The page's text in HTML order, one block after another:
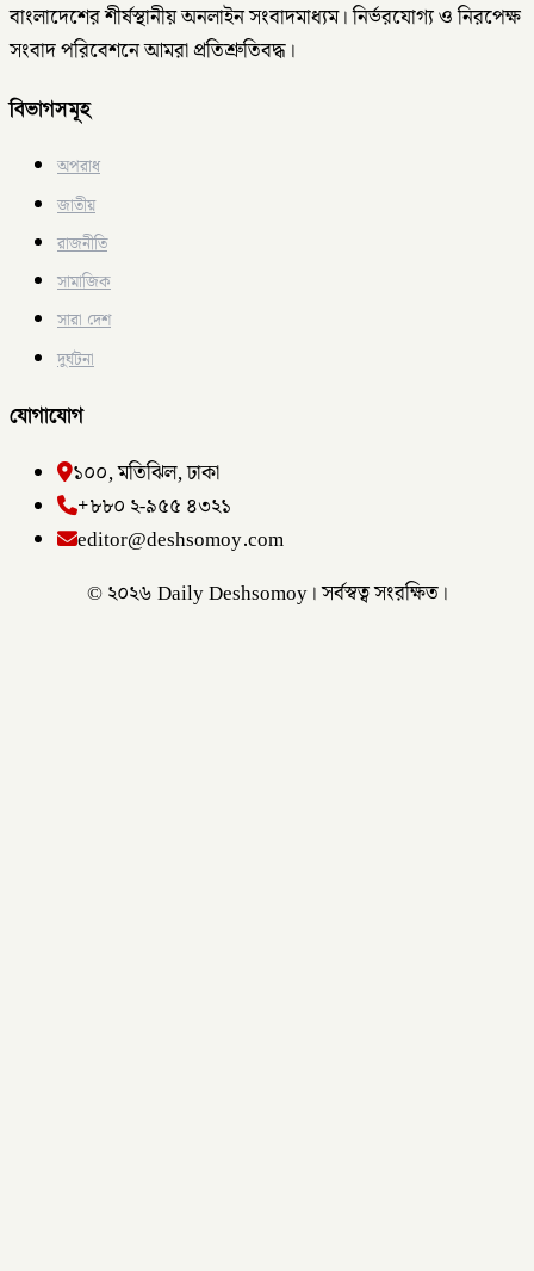
বাংলাদেশের শীর্ষস্থানীয় অনলাইন সংবাদমাধ্যম। নির্ভরযোগ্য ও নিরপেক্ষ
সংবাদ পরিবেশনে আমরা প্রতিশ্রুতিবদ্ধ।
বিভাগসমূহ
অপরাধ
জাতীয়
রাজনীতি
সামাজিক
সারা দেশ
দুর্ঘটনা
যোগাযোগ
১০০, মতিঝিল, ঢাকা
+৮৮০ ২-৯৫৫ ৪৩২১
editor@deshsomoy.com
© ২০২৬ Daily Deshsomoy। সর্বস্বত্ব সংরক্ষিত।